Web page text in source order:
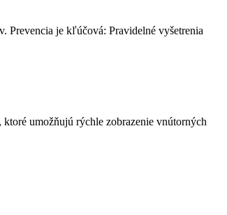
Prevencia je kľúčová: Pravidelné vyšetrenia
umožňujú rýchle zobrazenie vnútorných